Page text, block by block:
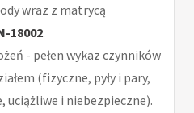
wraz z matrycą
18002.
- pełen wykaz czynników
(fizyczne, pyły i pary,
uciążliwe i niebezpieczne).